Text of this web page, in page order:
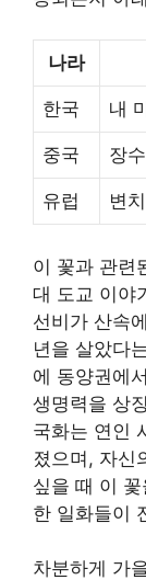
나라
한국 내
중국 장
유럽 변
이 꽃과 관련
대 도교 이야
선비가 산속
년을 살았다
에 동양권에
생명력을 상
국화는 연인
졌으며, 자신
싶을 때 이
한 일화들이
차분하게 가